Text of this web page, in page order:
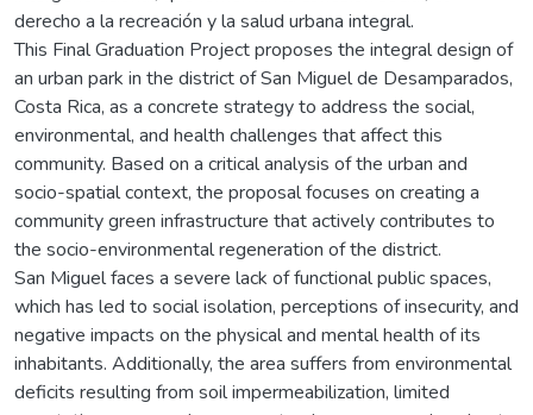
derecho a la recreación y la salud urbana integral.
This Final Graduation Project proposes the integral design of
an urban park in the district of San Miguel de Desamparados,
Costa Rica, as a concrete strategy to address the social,
environmental, and health challenges that affect this
community. Based on a critical analysis of the urban and
socio-spatial context, the proposal focuses on creating a
community green infrastructure that actively contributes to
the socio-environmental regeneration of the district.
San Miguel faces a severe lack of functional public spaces,
which has led to social isolation, perceptions of insecurity, and
negative impacts on the physical and mental health of its
inhabitants. Additionally, the area suffers from environmental
deficits resulting from soil impermeabilization, limited